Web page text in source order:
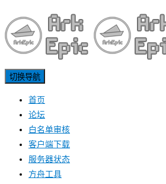
切换导航
首页
论坛
白名单审核
客户端下载
服务器状态
方舟工具